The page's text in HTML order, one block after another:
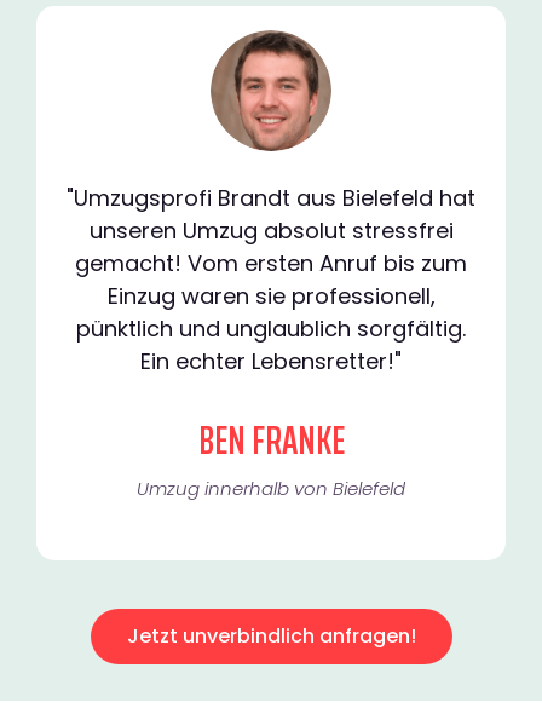
"Umzugsprofi Brandt aus Bielefeld hat
unseren Umzug absolut stressfrei
gemacht! Vom ersten Anruf bis zum
Einzug waren sie professionell,
pünktlich und unglaublich sorgfältig.
Ein echter Lebensretter!"
BEN FRANKE
Umzug innerhalb von Bielefeld​
Jetzt unverbindlich anfragen!